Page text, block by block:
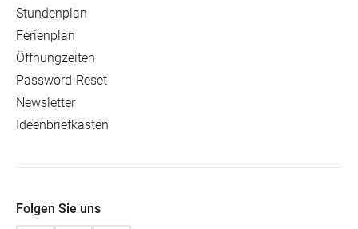
Stundenplan
Ferienplan
Öffnungzeiten
Password-Reset
Newsletter
Ideenbriefkasten
Folgen Sie uns